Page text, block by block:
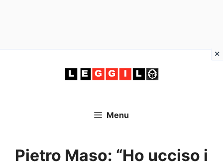
Menu
Pietro Maso: “Ho ucciso i